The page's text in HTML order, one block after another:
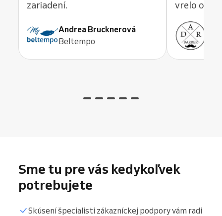
zariadení.
Andrea Brucknerová
Beltempo
vrelo
Sme tu pre vás kedykoľvek
potrebujete
Skúsení špecialisti zákazníckej podpory vám radi